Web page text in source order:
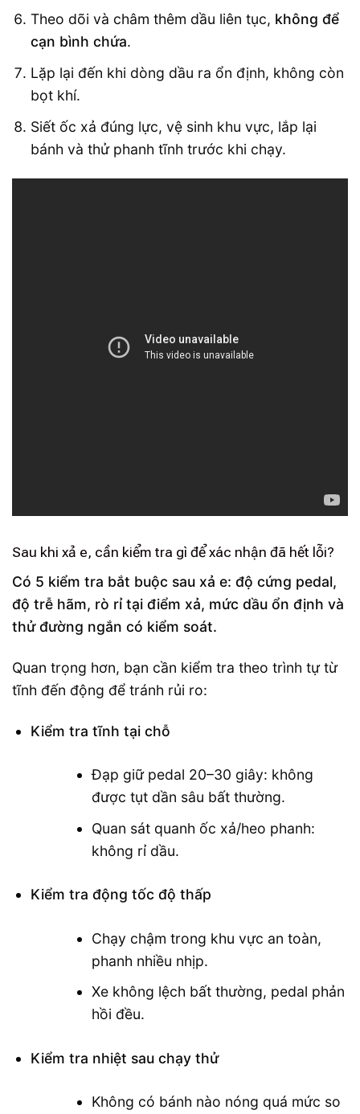
Theo dõi và châm thêm dầu liên tục, không để
cạn bình chứa.
Lặp lại đến khi dòng dầu ra ổn định, không còn
bọt khí.
Siết ốc xả đúng lực, vệ sinh khu vực, lắp lại
bánh và thử phanh tĩnh trước khi chạy.
Sau khi xả e, cần kiểm tra gì để xác nhận đã hết lỗi?
Có 5 kiểm tra bắt buộc sau xả e: độ cứng pedal,
độ trễ hãm, rò rỉ tại điểm xả, mức dầu ổn định và
thử đường ngắn có kiểm soát.
Quan trọng hơn, bạn cần kiểm tra theo trình tự từ
tĩnh đến động để tránh rủi ro:
Kiểm tra tĩnh tại chỗ
Đạp giữ pedal 20–30 giây: không
được tụt dần sâu bất thường.
Quan sát quanh ốc xả/heo phanh:
không rỉ dầu.
Kiểm tra động tốc độ thấp
Chạy chậm trong khu vực an toàn,
phanh nhiều nhịp.
Xe không lệch bất thường, pedal phản
hồi đều.
Kiểm tra nhiệt sau chạy thử
Không có bánh nào nóng quá mức so